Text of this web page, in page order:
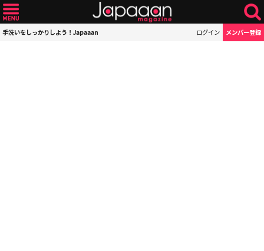
手洗いをしっかりしよう！Japaaan ログイン メンバー登録